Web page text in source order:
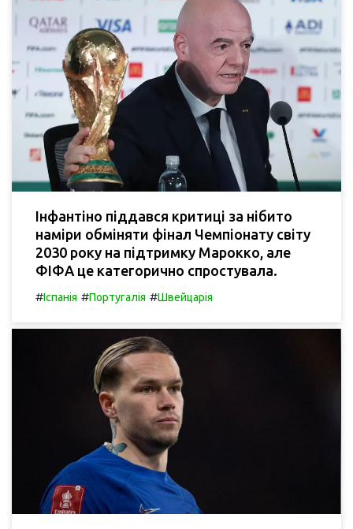
Інфантіно піддався критиці за нібито
наміри обміняти фінал Чемпіонату світу
2030 року на підтримку Марокко, але
ФІФА це категорично спростувала.
#Іспанія #Португалія #Швейцарія